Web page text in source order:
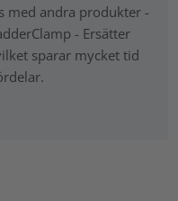
med andra produkter -
- Ersätter
sparar mycket tid